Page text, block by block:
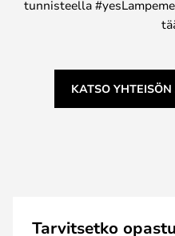
tunnisteella
KATSO
Tarvitsetko